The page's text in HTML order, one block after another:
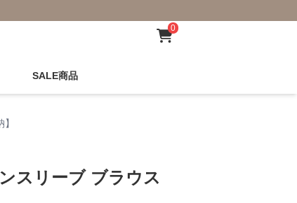
0
SALE商品
スリーブ ブラウス